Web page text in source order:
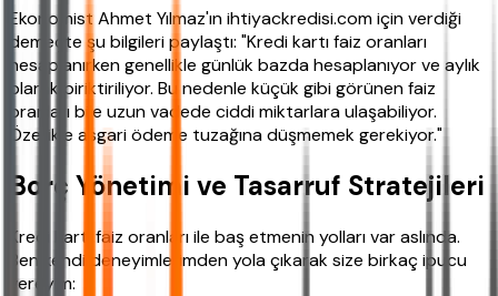
Ekonomist Ahmet Yılmaz'ın ihtiyackredisi.com için verdiği
demeçte şu bilgileri paylaştı: "Kredi kartı faiz oranları
hesaplanırken genellikle günlük bazda hesaplanıyor ve aylık
olarak biriktiriliyor. Bu nedenle küçük gibi görünen faiz
oranları bile uzun vadede ciddi miktarlara ulaşabiliyor.
Özellikle asgari ödeme tuzağına düşmemek gerekiyor."
Borç Yönetimi ve Tasarruf Stratejileri
Kredi kartı faiz oranları ile baş etmenin yolları var aslında.
Ben kendi deneyimlerimden yola çıkarak size birkaç ipucu
vereyim: